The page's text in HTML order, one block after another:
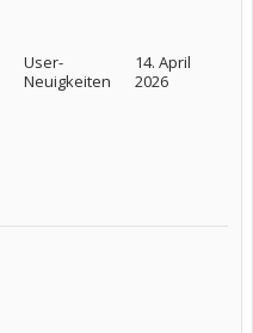
User-
Neuigkeiten
14. April
2026